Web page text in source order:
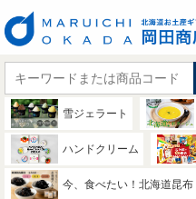
雪ジェラート
ハンドクリーム
今、食べたい！北海道昆布